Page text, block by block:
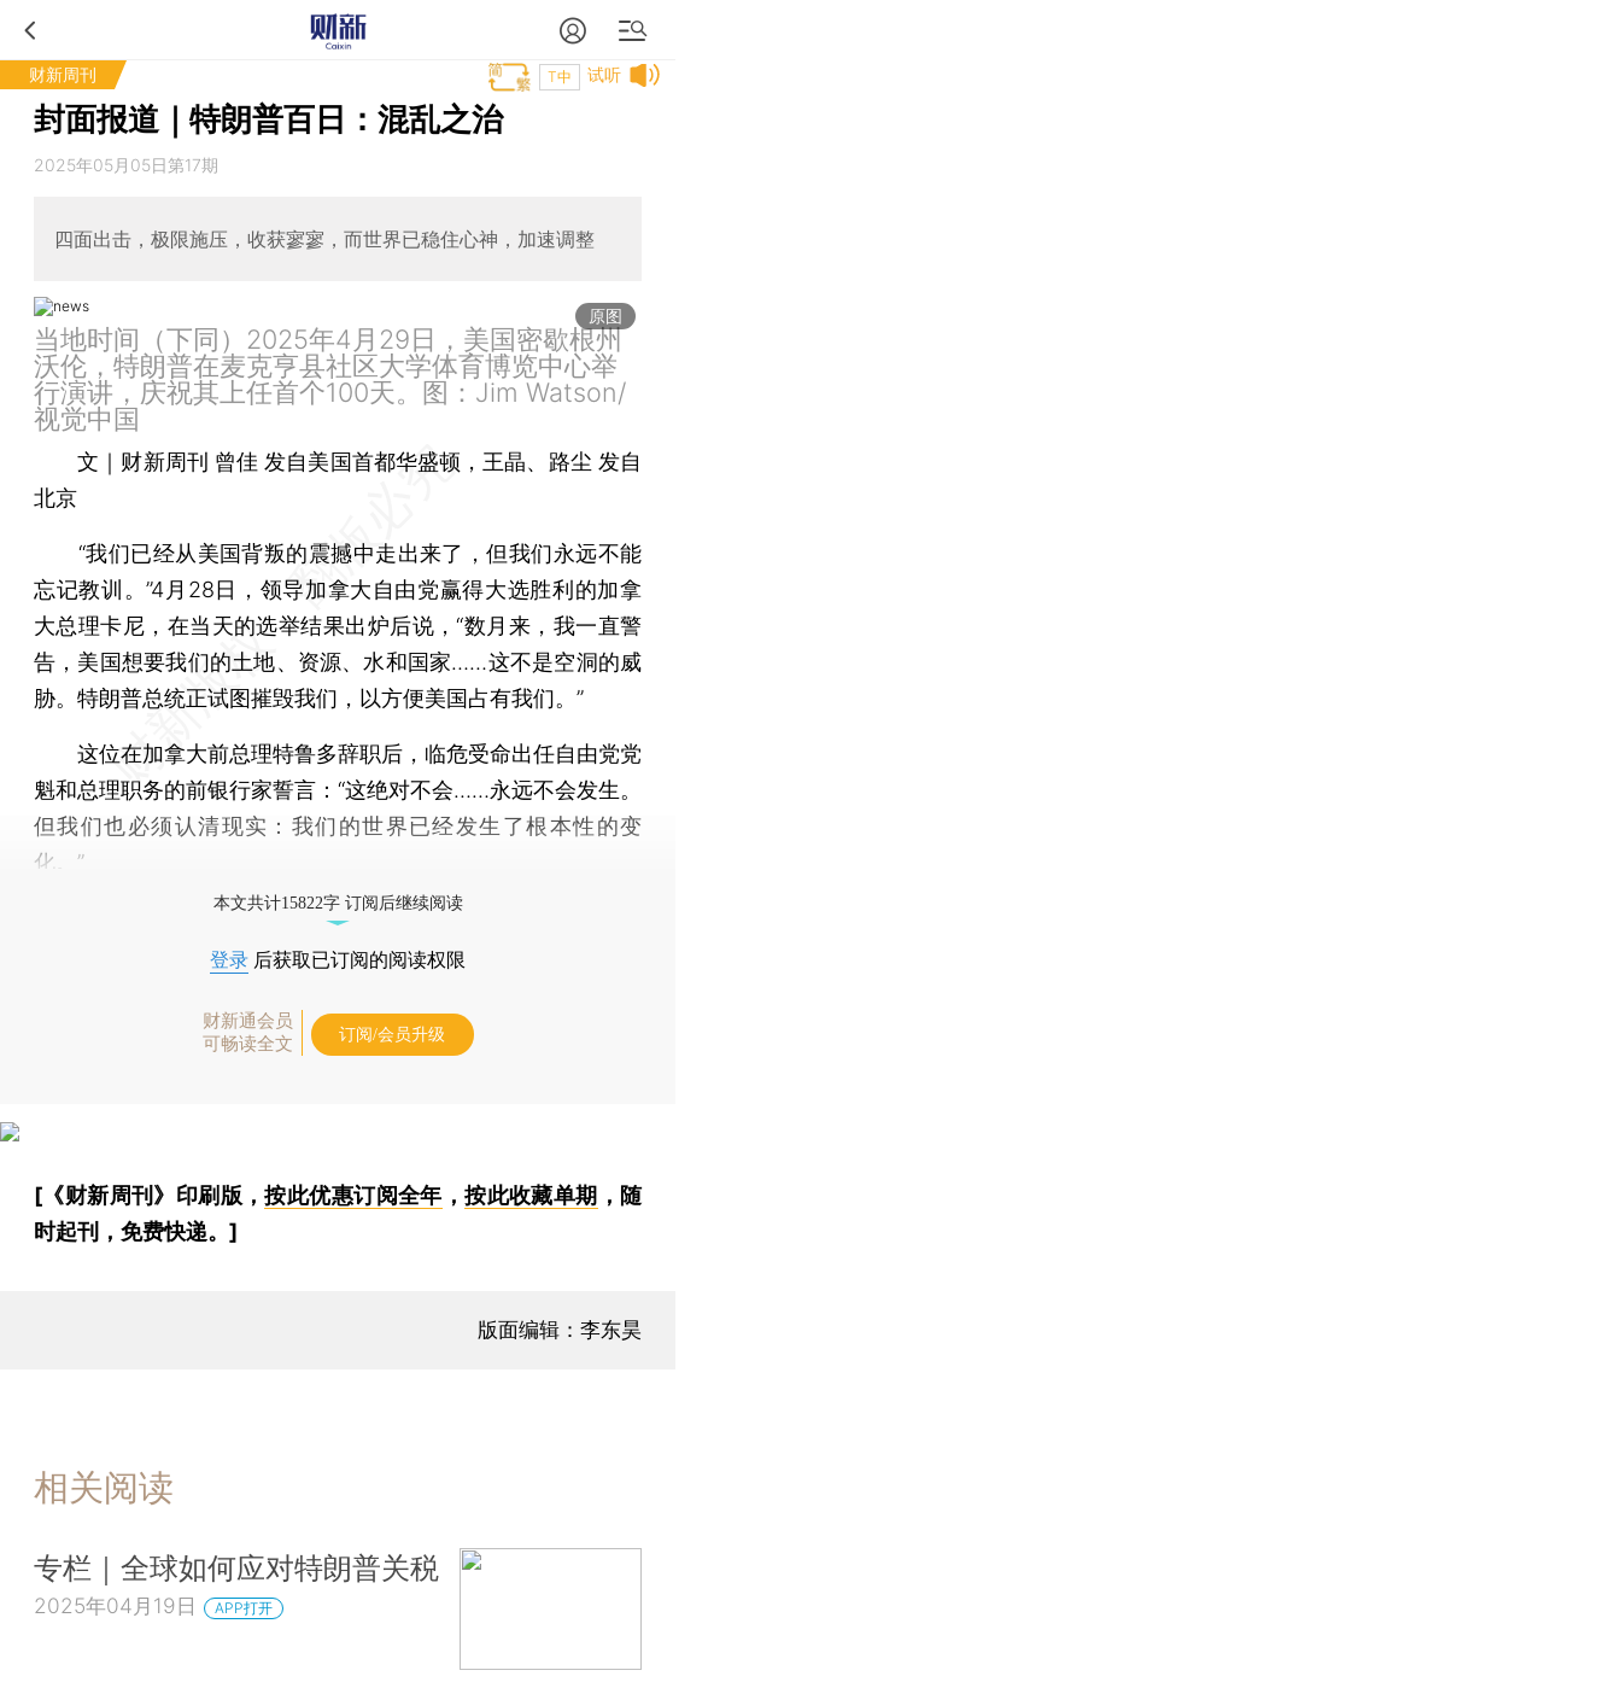
财新周刊 试听
T中
封面报道｜特朗普百日：混乱之治
2025年05月05日第17期
四面出击，极限施压，收获寥寥，而世界已稳住心神，加速调整
原图
当地时间（下同）2025年4月29日，美国密歇根州
沃伦，特朗普在麦克亨县社区大学体育博览中心举
行演讲，庆祝其上任首个100天。图：Jim Watson/
视觉中国
文｜财新周刊 曾佳 发自美国首都华盛顿，王晶、路尘 发自
北京
“我们已经从美国背叛的震撼中走出来了，但我们永远不能
忘记教训。”4月28日，领导加拿大自由党赢得大选胜利的加拿
大总理卡尼，在当天的选举结果出炉后说，“数月来，我一直警
告，美国想要我们的土地、资源、水和国家……这不是空洞的威
胁。特朗普总统正试图摧毁我们，以方便美国占有我们。”
这位在加拿大前总理特鲁多辞职后，临危受命出任自由党党
魁和总理职务的前银行家誓言：“这绝对不会……永远不会发生。
但我们也必须认清现实：我们的世界已经发生了根本性的变
化。”
本文共计15822字 订阅后继续阅读
登录 后获取已订阅的阅读权限
财新通会员
可畅读全文
订阅/会员升级
[《财新周刊》印刷版，按此优惠订阅全年 ，按此收藏单期 ，随
时起刊，免费快递。]
版面编辑：李东昊
相关阅读
专栏｜全球如何应对特朗普关税
2025年04月19日 APP打开